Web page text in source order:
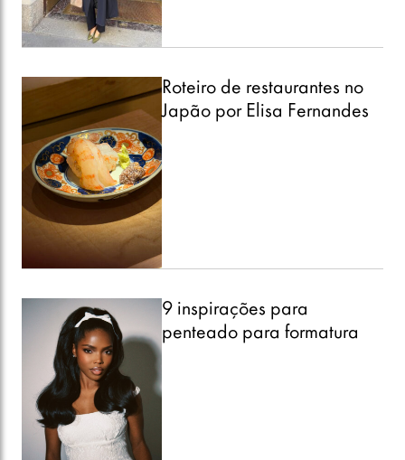
Roteiro de restaurantes no
Japão por Elisa Fernandes
9 inspirações para
penteado para formatura